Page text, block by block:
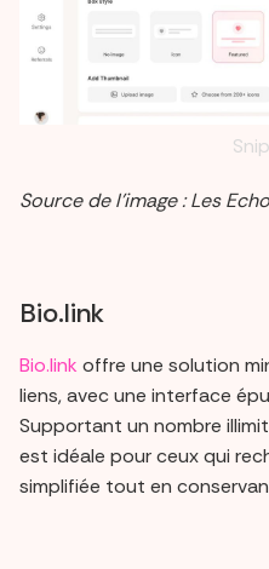
Source de l’image : Les
Bio.link
Bio.link offre une solution
liens, avec une interface
Supportant un nombre
est idéale pour ceux qui
simplifiée tout en